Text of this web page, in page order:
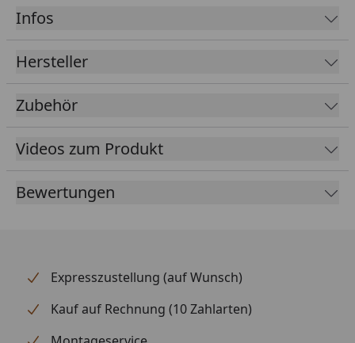
Fallrohrdurchmesser
60 mm
Material
Farbe
Lieferumfang
Rinnenrohre
Montageanleitung
Optional erhältlich
(siehe Reiter
"Zubehör")
Regensammler mit
Überlaufstopp jeweils für
Infos
Hersteller
Zubehör
Videos zum Produkt
Bewertungen
Expresszustellung (auf Wunsch)
Kauf auf Rechnung (10 Zahlarten)